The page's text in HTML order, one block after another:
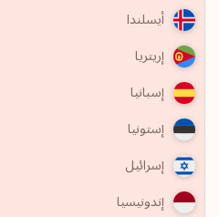
أيسلندا
إريتريا
إسبانيا
إستونيا
إسرائيل
إندونيسيا